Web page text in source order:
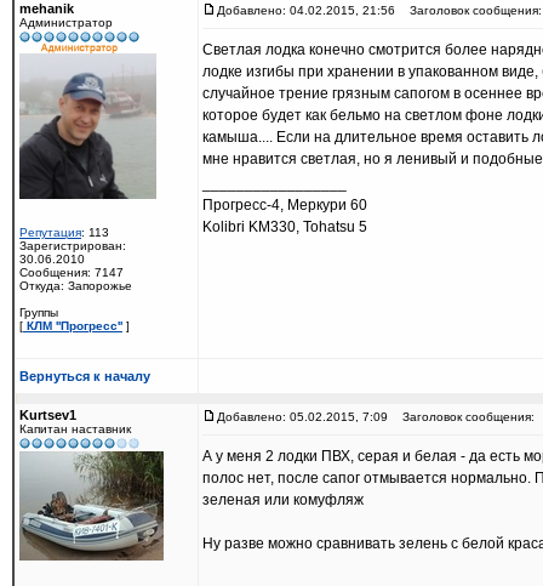
mehanik
Администратор
Репутация: 113
Зарегистрирован:
30.06.2010
Сообщения: 7147
Откуда: Запорожье
Группы
[ КЛМ ''Прогресс'' ]
Добавлено: 04.02.2015, 21:56 Заголовок сообщения:
Светлая лодка конечно смотрится более
лодке изгибы при хранении в упакованном
случайное трение грязным сапогом в осеннее
которое будет как бельмо на светлом фоне
камыша.... Если на длительное время оставить
мне нравится светлая, но я ленивый и
Прогресс-4, Меркури 60
Kolibri KM330, Tohatsu 5
Вернуться к началу
Kurtsev1
Капитан наставник
Добавлено: 05.02.2015, 7:09 Заголовок сообщения:
А у меня 2 лодки ПВХ, серая и белая - да есть
полос нет, после сапог отмывается
зеленая или комуфляж
Ну разве можно сравнивать зелень с белой